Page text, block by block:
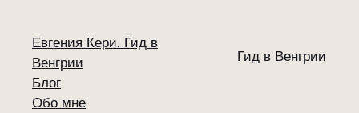
Евгения Кери. Гид в
Венгрии
Блог
Обо мне
Гид в Венгрии